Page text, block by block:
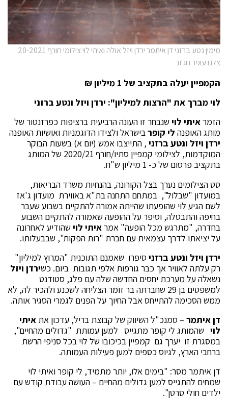
מימין נטע ברזני דן איתמר ירדן ויזל אולה ואיתי לוי צילומי חורף 20-2021
צלם עופר חג'וב
הקמפיין יעלה בתקציב של 1 מיליון ₪
לוי מברך את "הרצות למיליון": ירדן ויזל ונטע ברזני
הזמראיתי לוישנבחר זו העונה הרביעית ברציפות כפרזנטור של
מותג האופנה לי קופרבישראל ולצידו הדוגמניות ואושיות האופנה
ירדן ויזל ונטע ברזני , התייצבו אמש (יום א) בשעות הבוקר
המוקדמות, לצילומי קמפיין סתיו/חורף 2020/21 של המותג
בתקציב פרסום של כ- 1 מיליון ש"ח.
סט הצילומים נערך בצל הקורונה, בהנחיות משרד הבריאות,
במועדון "שבלול", במתחם התחנה בת"א באווירת מועדון ג'אז
לשם הגיע לוי שהופעתו שהייתה אמורה להתקיים בשבוע שעבר
בחיפה והתבטלה, וסיפר על ההופעה שאמורה להתקיים השבוע
בחדרה, "מתרגש מכל הופעה" אמראיתי לוישהודיע לאחרונה
על יציאתו לדרך עצמאית עם חברת "רות הפקות", שבבעלותו.
ירדן ויזל ונטע ברזני סיפרו שאמנם התוכנית "המרוץ למיליון"
רק עלתה לאוויר אך כבר גורפות אלפי תגובות ביום. כשירדן ויזל
נשאלה על מערכת יחסים החדשה שלה עם פלג, סטודנט
למשפטים בן 29 שחברתה בר זומר הצליחה לשכנע ולהכיר לה, לא
ממש הסכימה להתייחס אבל החיוך על הפנים לגמרי הסגיר אותה.
דן איתמר – סמנכ"ל השיווק של קבוצת בריל, עדכון את איתי
לוי שהמותג לי קופר מתגייס למען עמותת "גדולים מהחיים",
במסגרת זו יערך גם קמפיין בכיכובו של לוי בכל סניפי הרשת
ברחבי הארץ, לגיוס כספים למען פעילות העמותה.
דן איתמר מסר: "בימים אלו, יותר מתמיד, לי קופר ואיתי לוי
שמחים להתגייס למען גדולים מהחיים – העושה עבודת קודש עם
ילדים חולי סרטן".